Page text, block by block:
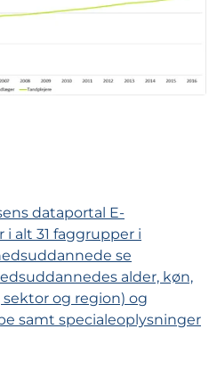
dataportal E-
alt 31 faggrupper i
se
alder, køn,
og region) og
samt specialeoplysninger